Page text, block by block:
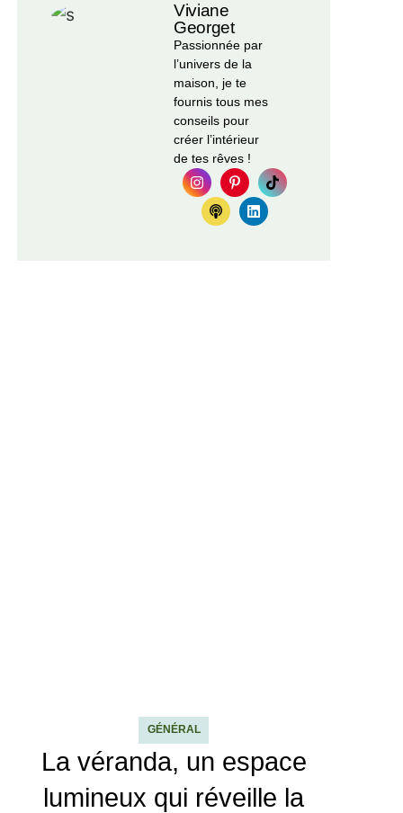
Viviane
Georget
Passionnée par
l’univers de la
maison, je te
fournis tous mes
conseils pour
créer l’intérieur
de tes rêves !
GÉNÉRAL
La véranda, un espace
lumineux qui réveille la